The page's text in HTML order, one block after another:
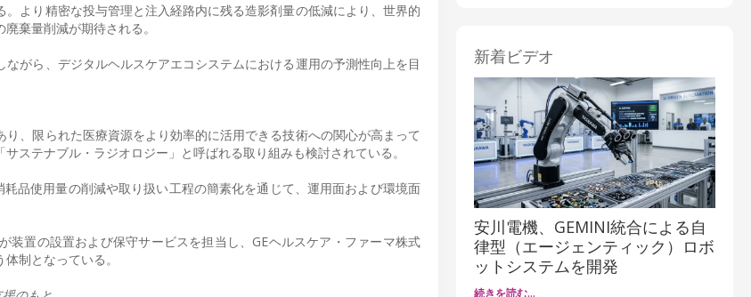
より精密な投与管理と注入経路内に残る造影剤量の低減により、世界的
棄量削減が期待される。
がら、デジタルヘルスケアエコシステムにおける運用の予測性向上を目
、限られた医療資源をより効率的に活用できる技術への関心が高まって
ステナブル・ラジオロジー」と呼ばれる取り組みも検討されている。
品使用量の削減や取り扱い工程の簡素化を通じて、運用面および環境面
置の設置および保守サービスを担当し、GEヘルスケア・ファーマ株式
制となっている。
新着ビデオ
安川電機、GEMINI統合による自
律型（エージェンティック）ロボ
ットシステムを開発
続きを読む…